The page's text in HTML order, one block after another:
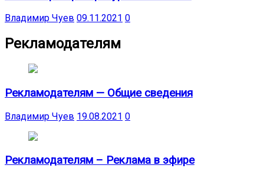
Владимир Чуев 09.11.2021 0
Рекламодателям
Рекламодателям — Общие сведения
Владимир Чуев 19.08.2021 0
Рекламодателям – Реклама в эфире